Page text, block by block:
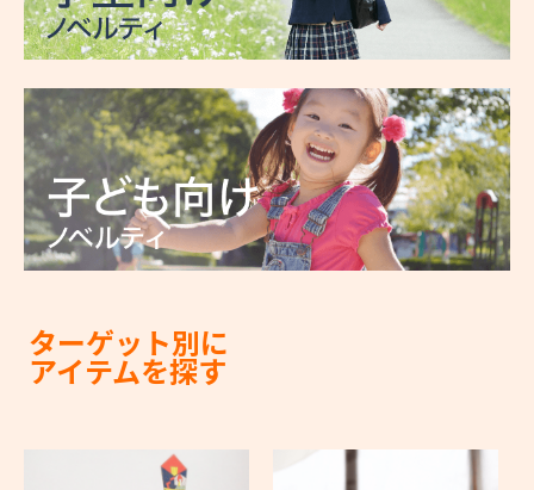
ターゲット別に
アイテムを探す